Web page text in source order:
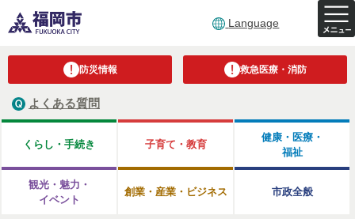
Language
防災情報 救急医療・消防
よくある質問
くらし・手続き 子育て・教育
健康・医療・
福祉
観光・魅力・
イベント
創業・産業・ビジネス 市政全般